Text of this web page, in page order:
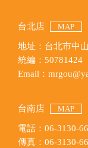
台北店 MAP
地址：台北市中
統編：50781424
Email：
台南店 MAP
電話：06-3130-
傳真：06-3130-